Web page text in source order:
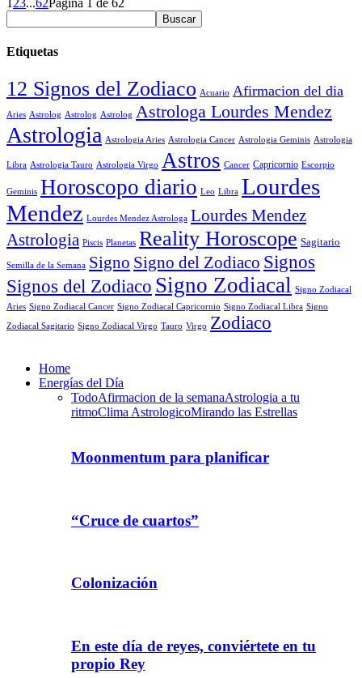
23...62 Página 1 de 62
Etiquetas
12 Signos del Zodiaco Acuario Afirmacion del dia
Aries Astrolog Astrolog Astrolog Astrologa Lourdes Mendez
Astrologia Astrologia Aries Astrologia Cancer Astrologia Geminis Astrologia
Libra Astrologia Tauro Astrologia Virgo Astros Cancer Capricornio Escorpio
Geminis Horoscopo diario Leo Libra Lourdes
Mendez Lourdes Mendez Astrologa Lourdes Mendez
Astrologia Piscis Planetas Reality Horoscope Sagitario
Semilla de la Semana Signo Signo del Zodiaco Signos
Signos del Zodiaco Signo Zodiacal Signo Zodiacal
Aries Signo Zodiacal Cancer Signo Zodiacal Capricornio Signo Zodiacal Libra Signo
Zodiacal Sagitario Signo Zodiacal Virgo Tauro Virgo Zodiaco
Home
Energías del Día
TodoAfirmacion de la semanaAstrologia a tu
ritmoClima AstrologicoMirando las Estrellas
Moonmentum para planificar
“Cruce de cuartos”
Colonización
En este día de reyes, conviértete en tu
propio Rey